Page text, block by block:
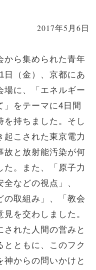
2017年5月6日
ら集められた青年
日（金）、京都にあ
場に、「エネルギー
」をテーマに4日間
を持ちました。そし
起こされた東京電力
故と放射能汚染が何
た。また、「原子力
などの視点」、
の取組み」、「教会
を交わしました。
された人間の営みと
とともに、このフク
神からの問いかけと